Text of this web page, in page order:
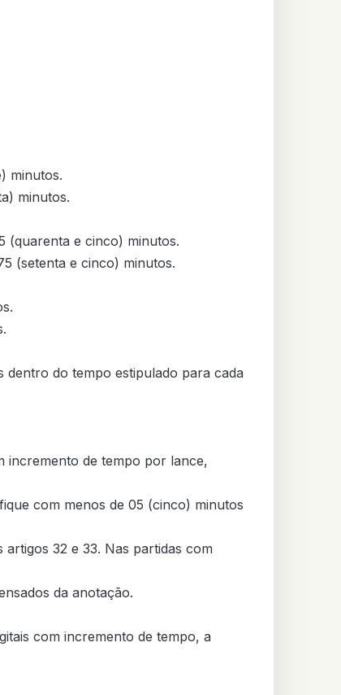
do tempo estipulado para cada
incremento de tempo por lance,
com menos de 05 (cinco) minutos
32 e 33. Nas partidas com
da anotação.
com incremento de tempo, a